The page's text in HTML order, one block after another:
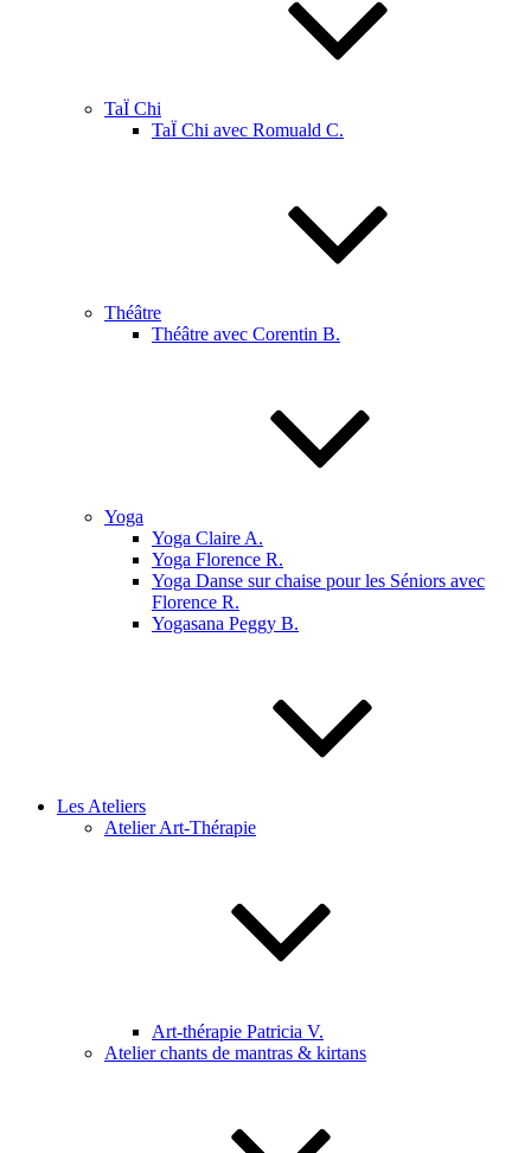
TaÏ Chi
TaÏ Chi avec Romuald C.
Théâtre
Théâtre avec Corentin B.
Yoga
Yoga Claire A.
Yoga Florence R.
Yoga Danse sur chaise pour les Séniors avec
Florence R.
Yogasana Peggy B.
Les Ateliers
Atelier Art-Thérapie
Art-thérapie Patricia V.
Atelier chants de mantras & kirtans